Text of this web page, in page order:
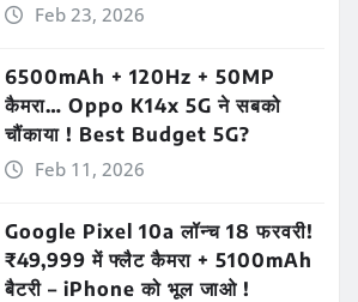
Feb 23, 2026
6500mAh + 120Hz + 50MP
कैमरा… Oppo K14x 5G ने सबको
चौंकाया ! Best Budget 5G?
Feb 11, 2026
Google Pixel 10a लॉन्च 18 फरवरी!
₹49,999 में फ्लैट कैमरा + 5100mAh
बैटरी – iPhone को भूल जाओ !